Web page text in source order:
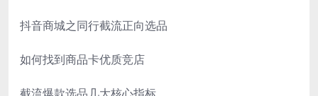
抖音商城之同行截流正向选品
如何找到商品卡优质竞店